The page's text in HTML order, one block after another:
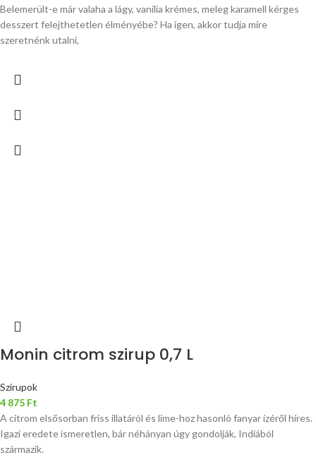
Belemerült-e már valaha a lágy, vanília krémes, meleg karamell kérges
desszert felejthetetlen élményébe? Ha igen, akkor tudja mire
szeretnénk utalni,
Monin citrom szirup 0,7 L
Szirupok
4 875 Ft
A citrom elsősorban friss illatáról és lime-hoz hasonló fanyar ízéről híres.
Igazi eredete ismeretlen, bár néhányan úgy gondolják, Indiából
származik.